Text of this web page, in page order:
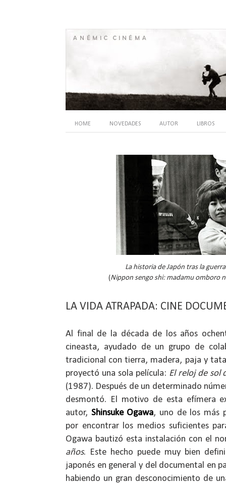
HOME NOVEDADES AUTOR LIBROS
La historia de Japón tras la
(Nippon sengo shi: madamu omboro
LA VIDA ATRAPADA: CINE
Al final de la década de los años
cineasta, ayudado de un grupo de
tradicional con tierra, madera, paja y
proyectó una sola película: El reloj de sol
(1987). Después de un determinado
desmontó. El motivo de esta efímera
autor, Shinsuke Ogawa, uno de los más
por encontrar los medios suficientes
Ogawa bautizó esta instalación con el
años. Este hecho puede muy bien
japonés en general y del documental en
habiendo un gran desconocimiento de